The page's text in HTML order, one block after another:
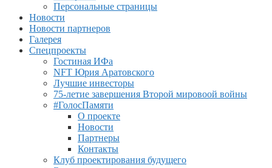
Персональные страницы
Новости
Новости партнеров
Галерея
Спецпроекты
Гостиная ИФа
NFT Юрия Аратовского
Лучшие инвесторы
75-летие завершения Второй мировоой войны
#ГолосПамяти
О проекте
Новости
Партнеры
Контакты
Клуб проектирования будущего